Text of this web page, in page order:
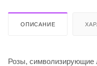
ОПИСАНИЕ
Розы, символизирующие